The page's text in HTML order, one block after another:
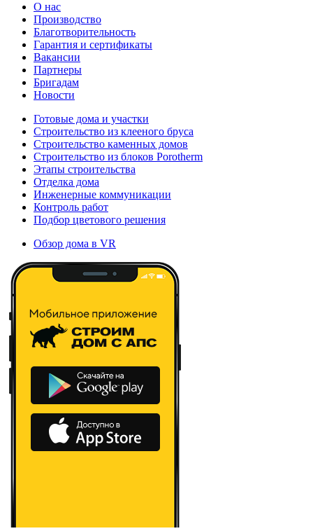
О нас
Производство
Благотворительность
Гарантия и сертификаты
Вакансии
Партнеры
Бригадам
Новости
Готовые дома и участки
Строительство из клееного бруса
Строительство каменных домов
Строительство из блоков Porotherm
Этапы строительства
Отделка дома
Инженерные коммуникации
Контроль работ
Подбор цветового решения
Обзор дома в VR